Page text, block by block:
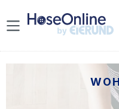
Zum Hauptinhalt springen